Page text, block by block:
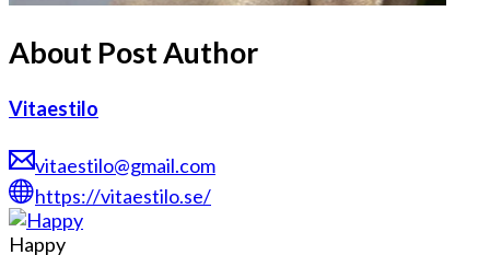
About Post Author
Vitaestilo
vitaestilo@gmail.com
https://vitaestilo.se/
Happy